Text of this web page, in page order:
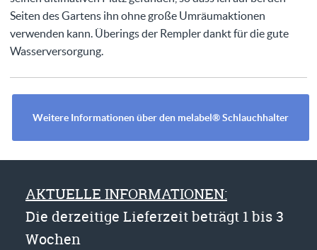
Seiten des Gartens ihn ohne große Umräumaktionen
verwenden kann. Überings der Rempler dankt für die gute
Wasserversorgung.
Weitere Informationen über den melabel® Schlauchhalter
AKTUELLE INFORMATIONEN:
Die derzeitige Lieferzeit beträgt 1 bis 3
Wochen